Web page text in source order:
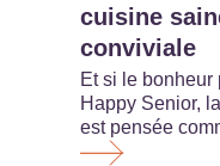
cuisine
conviviale
Et si le bonheur
Happy Senior,
est pensée